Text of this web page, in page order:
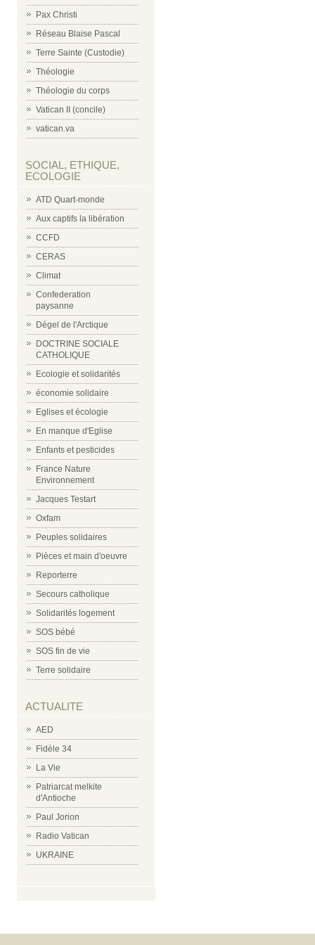
Pax Christi
Réseau Blaise Pascal
Terre Sainte (Custodie)
Théologie
Théologie du corps
Vatican II (concile)
vatican.va
SOCIAL, ETHIQUE,
ECOLOGIE
ATD Quart-monde
Aux captifs la libération
CCFD
CERAS
Climat
Confederation
paysanne
Dégel de l'Arctique
DOCTRINE SOCIALE
CATHOLIQUE
Ecologie et solidarités
économie solidaire
Eglises et écologie
En manque d'Eglise
Enfants et pesticides
France Nature
Environnement
Jacques Testart
Oxfam
Peuples solidaires
Pièces et main d'oeuvre
Reporterre
Secours catholique
Solidarités logement
SOS bébé
SOS fin de vie
Terre solidaire
ACTUALITE
AED
Fidèle 34
La Vie
Patriarcat melkite
d'Antioche
Paul Jorion
Radio Vatican
UKRAINE